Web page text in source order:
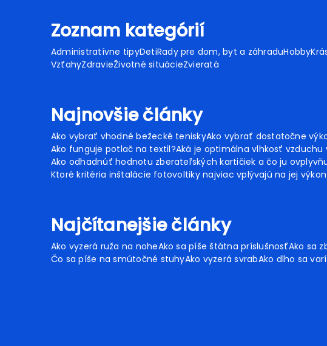
Zoznam kategórií
Administratívne tipyDetiRady pre dom, byt a záhraduHobby
VzťahyZdravieŽivotné situácieZvieratá
Najnovšie články
Ako vybrať vhodné bežecké teniskyAko vybrať dostatočne
Ako funguje potlač na textil?Aká je optimálna vlhkosť vzduchu
Ako odhadnúť hodnotu zberateľských kartičiek a čo ju
Ktoré kritéria inštalácie fotovoltiky najviac vplývajú na jej
Najčítanejšie články
Ako vyzerá ruža na noheAko sa píše štátna príslušnosťAko sa
Čo sa píše na smútočné stuhyAko vyzerá svrabAko dlho sa